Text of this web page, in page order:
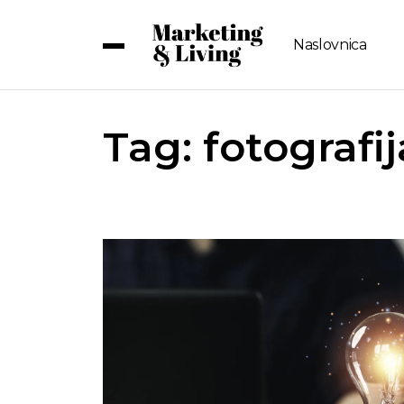
Naslovnica
Tag: